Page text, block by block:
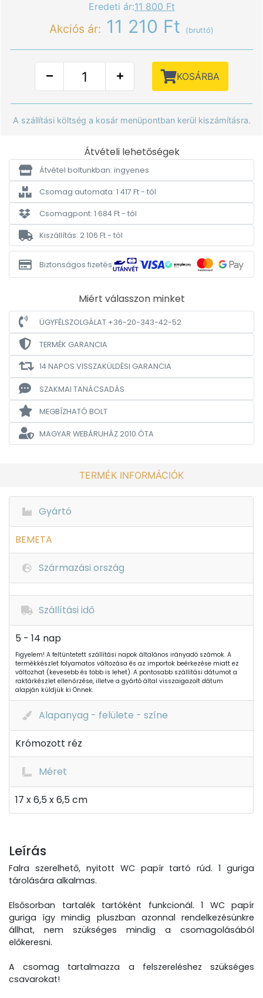
Eredeti ár:11 800 Ft
Akciós ár: 11 210 Ft (bruttó)
KOSÁRBA
A szállítási költség a kosár menüpontban kerül kiszámításra.
Átvételi lehetőségek
Átvétel boltunkban: ingyenes
Csomag automata: 1 417 Ft - tól
Csomagpont: 1 684 Ft - tól
Kiszállítás: 2 106 Ft - tól
Biztonságos fizetés
Miért válasszon minket
ÜGYFÉLSZOLGÁLAT +36-20-343-42-52
TERMÉK GARANCIA
14 NAPOS VISSZAKÜLDÉSI GARANCIA
SZAKMAI TANÁCSADÁS
MEGBÍZHATÓ BOLT
MAGYAR WEBÁRUHÁZ2010 ÓTA
TERMÉK INFORMÁCIÓK
Gyártó
BEMETA
Származási ország
Szállítási idő
5 - 14 nap
Figyelem! A feltüntetett szállítási napok általános irányadó számok. A
termékkészlet folyamatos változása és az importok beérkezése miatt ez
változhat (kevesebb és több is lehet). A pontosabb szállítási dátumot a
raktárkészlet ellenőrzése, illetve a gyártó által visszaigazolt dátum
alapján küldjük ki Önnek.
Alapanyag - felülete - színe
Krómozott réz
Méret
17 x 6,5 x 6,5 cm
Leírás
Falra szerelhető, nyitott WC papír tartó rúd. 1 guriga
tárolására alkalmas.
Elsősorban tartalék tartóként funkcionál. 1 WC papír
guriga így mindig pluszban azonnal rendelkezésünkre
állhat, nem szükséges mindig a csomagolásából
előkeresni.
A csomag tartalmazza a felszereléshez szükséges
csavarokat!